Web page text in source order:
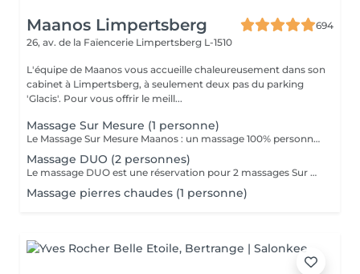
Maanos Limpertsberg
694
26, av. de la Faïencerie Limpertsberg L-1510
L'équipe de Maanos vous accueille chaleureusement dans son
cabinet à Limpertsberg, à seulement deux pas du parking
'Glacis'. Pour vous offrir le meill...
Massage Sur Mesure (1 personne)
Le Massage Sur Mesure Maanos : un massage 100% personnalisé en fonction de vos besoins et de vos envies !
Massage DUO (2 personnes)
Le massage DUO est une réservation pour 2 massages Sur Mesure, en même temps dans la même cabine. Les 2 personnes pourront personnaliser leurs massages en fonction de leurs envies. Possibilité de demander 2 cabines séparées en arrivant sur place.
Massage pierres chaudes (1 personne)